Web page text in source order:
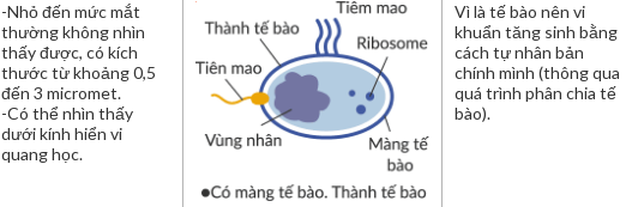
-Nhỏ đến mức mắt
thường không nhìn
thấy được, có kích
thước từ khoảng 0,5
đến 3 micromet.
-Có thể nhìn thấy
dưới kính hiển vi
quang học.
Vì là tế bào nên vi
khuẩn tăng sinh bằng
cách tự nhân bản
chính mình (thông qua
quá trình phân chia tế
bào).